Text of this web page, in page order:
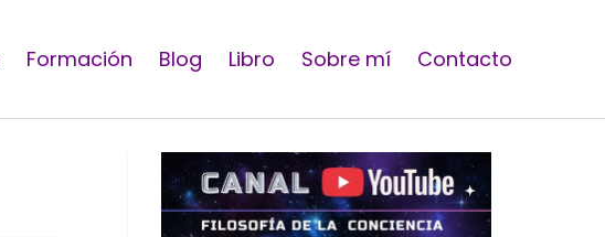
Formación Blog Libro Sobre mí Contacto